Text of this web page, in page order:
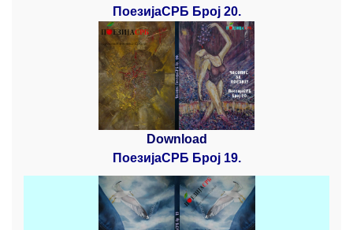
ПоезијаСРБ Број 20.
Download
ПоезијаСРБ Број 19.